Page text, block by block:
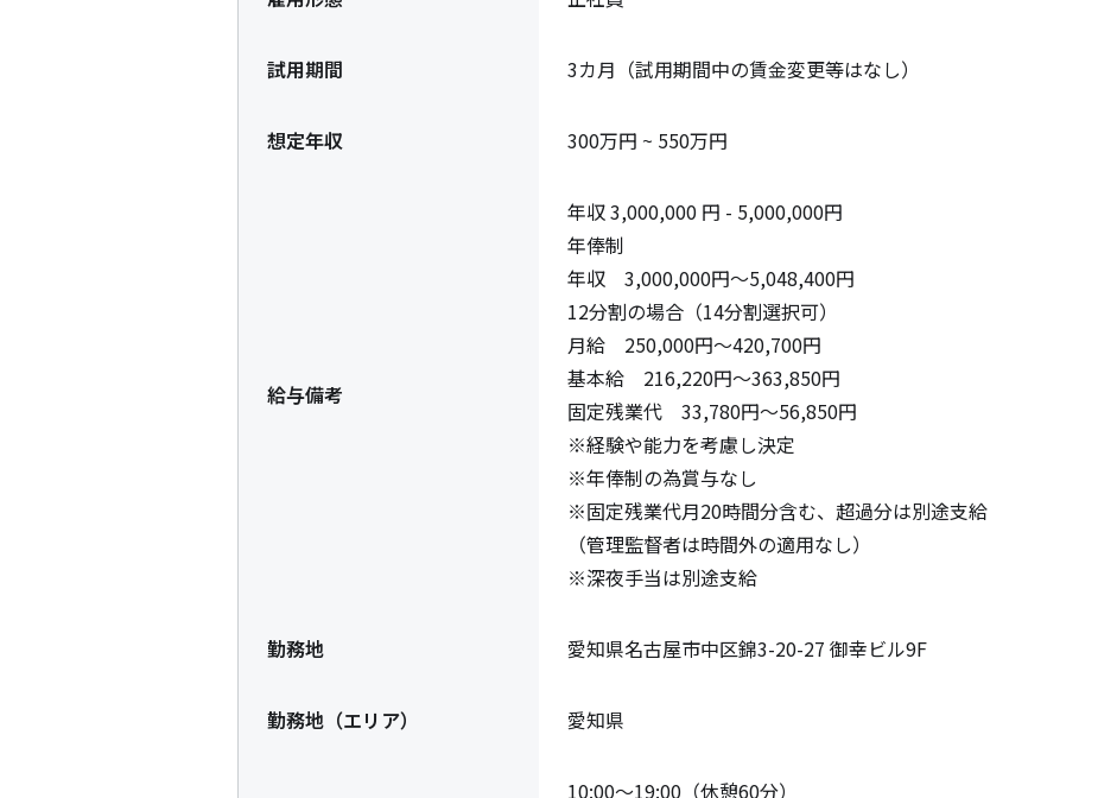
試用期間 3カ月（試用期間中の賃金変更等はなし）
想定年収 300万円 ~ 550万円
給与備考
年収 3,000,000 円 - 5,000,000円
年俸制
年収　3,000,000円～5,048,400円
12分割の場合（14分割選択可）
月給　250,000円～420,700円
基本給　216,220円～363,850円
固定残業代　33,780円～56,850円
※経験や能力を考慮し決定
※年俸制の為賞与なし
※固定残業代月20時間分含む、超過分は別途支給
（管理監督者は時間外の適用なし）
※深夜手当は別途支給
勤務地 愛知県名古屋市中区錦3-20-27 御幸ビル9F
勤務地（エリア） 愛知県
10:00～19:00（休憩60分）